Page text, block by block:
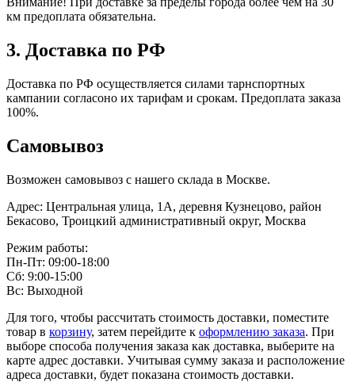
км предоплата обязательна.
3. Доставка по РФ
Доставка по РФ осуществляется силами тарнспортных
кампании согласоно их тарифам и срокам. Предоплата заказа
100%.
Самовывоз
Возможен самовывоз с нашего склада в Москве.
Адрес: Центральная улица, 1А, деревня Кузнецово, район
Бекасово, Троицкий административный округ, Москва
Режим работы:
Пн-Пт: 09:00-18:00
Сб: 9:00-15:00
Вс: Выходной
Для того, чтобы рассчитать стоимость доставки, поместите
товар в корзину, затем перейдите к оформлению заказа. При
выборе способа получения заказа как доставка, выберите на
карте адрес доставки. Учитывая сумму заказа и расположение
адреса доставки, будет показана стоимость доставки.